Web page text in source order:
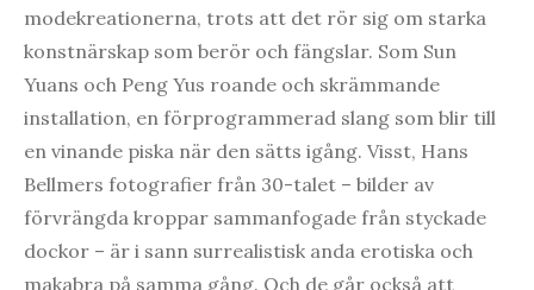
modekreationerna, trots att det rör sig om starka
konstnärskap som berör och fängslar. Som Sun
Yuans och Peng Yus roande och skrämmande
installation, en förprogrammerad slang som blir till
en vinande piska när den sätts igång. Visst, Hans
Bellmers fotografier från 30-talet – bilder av
förvrängda kroppar sammanfogade från styckade
dockor – är i sann surrealistisk anda erotiska och
makabra på samma gång. Och de går också att